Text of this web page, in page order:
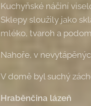
Kuchyňské náčiní
Sklepy sloužily jako
mléko, tvaroh a
Nahoře, v
V domě byl suchý
Hraběnčina lázeň